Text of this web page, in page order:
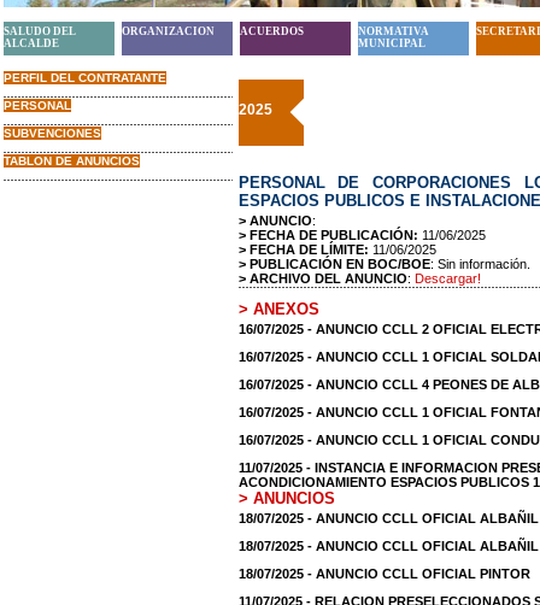
SALUDO DEL
ALCALDE
ORGANIZACION ACUERDOS
NORMATIVA
MUNICIPAL
PERFIL DEL CONTRATANTE
PERSONAL
SUBVENCIONES
TABLON DE ANUNCIOS
2025
PERSONAL DE CORPORACIONES
ESPACIOS PUBLICOS E
> ANUNCIO:
> FECHA DE PUBLICACIÓN: 11/06/2025
> FECHA DE LÍMITE: 11/06/2025
> PUBLICACIÓN EN BOC/BOE: Sin información.
> ARCHIVO DEL ANUNCIO: Descargar!
> ANEXOS
16/07/2025 - ANUNCIO CCLL 2 OFICIAL
16/07/2025 - ANUNCIO CCLL 1 OFICIAL
16/07/2025 - ANUNCIO CCLL 4 PEONES DE
16/07/2025 - ANUNCIO CCLL 1 OFICIAL
16/07/2025 - ANUNCIO CCLL 1 OFICIAL
11/07/2025 - INSTANCIA E INFORMACION
ACONDICIONAMIENTO ESPACIOS PUBLICOS
> ANUNCIOS
18/07/2025 - ANUNCIO CCLL OFICIAL ALBAÑIL
18/07/2025 - ANUNCIO CCLL OFICIAL ALBAÑIL
18/07/2025 - ANUNCIO CCLL OFICIAL PINTOR
11/07/2025 - RELACION PRESELECCIONADOS